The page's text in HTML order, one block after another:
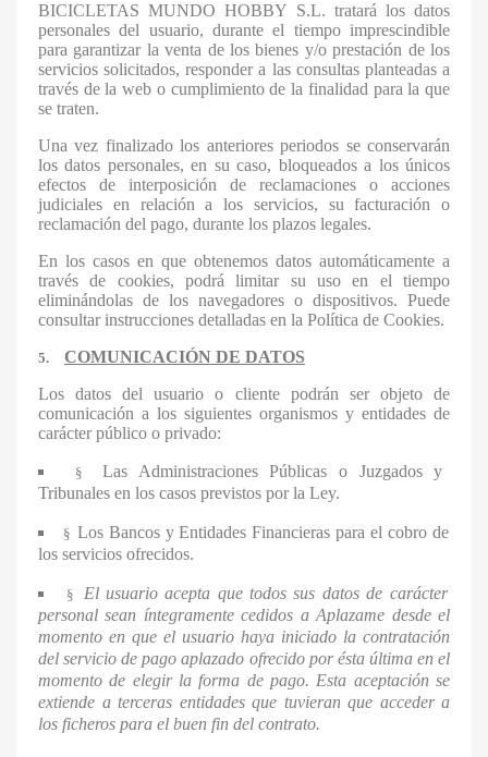
BICICLETAS MUNDO HOBBY S.L. tratará los datos
personales del usuario, durante el tiempo imprescindible
para garantizar la venta de los bienes y/o prestación de los
servicios solicitados, responder a las consultas planteadas a
través de la web o cumplimiento de la finalidad para la que
se traten.
Una vez finalizado los anteriores periodos se conservarán
los datos personales, en su caso, bloqueados a los únicos
efectos de interposición de reclamaciones o acciones
judiciales en relación a los servicios, su facturación o
reclamación del pago, durante los plazos legales.
En los casos en que obtenemos datos automáticamente a
través de cookies, podrá limitar su uso en el tiempo
eliminándolas de los navegadores o dispositivos. Puede
consultar instrucciones detalladas en la Política de Cookies.
5.
COMUNICACIÓN DE DATOS
Los datos del usuario o cliente podrán ser objeto de
comunicación a los siguientes organismos y entidades de
carácter público o privado:
§
Las Administraciones Públicas o Juzgados y
Tribunales en los casos previstos por la Ley.
§ Los Bancos y Entidades Financieras para el cobro de
los servicios ofrecidos.
§
El usuario acepta que todos sus datos de carácter
personal sean íntegramente cedidos a Aplazame desde el
momento en que el usuario haya iniciado la contratación
del servicio de pago aplazado ofrecido por ésta última en el
momento de elegir la forma de pago. Esta aceptación se
extiende a terceras entidades que tuvieran que acceder a
los ficheros para el buen fin del contrato.